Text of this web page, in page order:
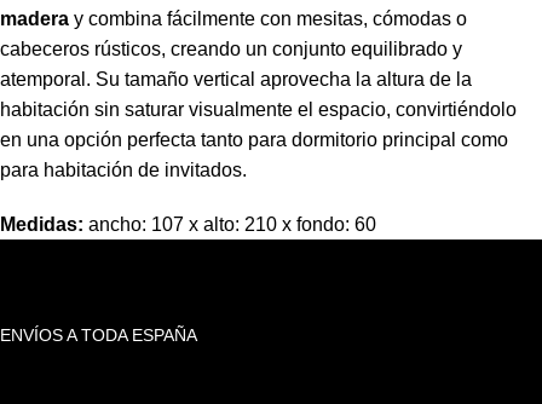
madera y combina fácilmente con mesitas, cómodas o
cabeceros rústicos, creando un conjunto equilibrado y
atemporal. Su tamaño vertical aprovecha la altura de la
habitación sin saturar visualmente el espacio, convirtiéndolo
en una opción perfecta tanto para dormitorio principal como
para habitación de invitados.
Medidas: ancho: 107 x alto: 210 x fondo: 60
ENVÍOS A TODA ESPAÑA